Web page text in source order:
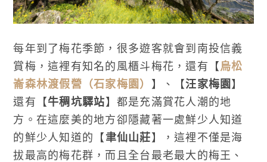
每年到了梅花季節，很多遊客就會到南投信義
賞梅，這裡有知名的風櫃斗梅花，還有【烏松
崙森林渡假營（石家梅園） 】、【汪家梅園】
還有【牛稠坑驛站】都是充滿賞花人潮的地
方。在這麼美的地方卻隱藏著一處鮮少人知道
的鮮少人知道的【聿仙山莊】，這裡不僅是海
拔最高的梅花群，而且全台最老最大的梅王、